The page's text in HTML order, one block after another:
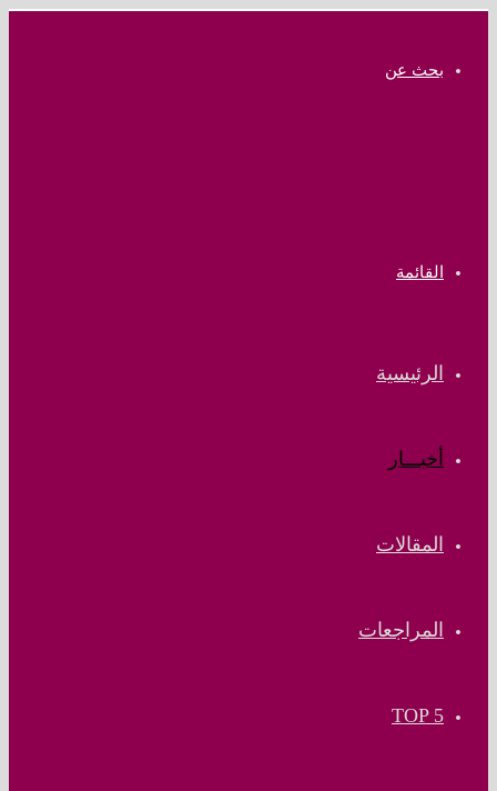
بحث عن
القائمة
الرئيسية
أخبـــار
المقالات
المراجعات
TOP 5